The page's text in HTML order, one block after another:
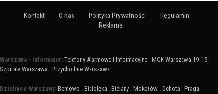
Kontakt O nas Polityka Prywatności
Regulamin
Reklama
Warszawa - Informator: Telefony Alarmowe i Informacyjne : MCK Warszawa 19115 :
Szpitale Warszawa : Przychodnie Warszawa
Dzielnice Warszawy: Bemowo : Białołęka : Bielany : Mokotów : Ochota : Praga-